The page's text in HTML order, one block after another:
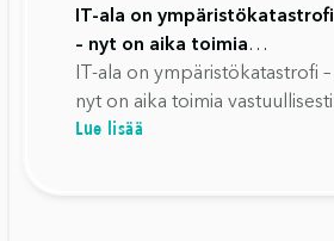
IT-ala on ympäristökatastrofi
– nyt on aika toimia
vastuullisesti
IT-ala on ympäristökatastrofi –
nyt on aika toimia vastuullisesti
Lue lisää